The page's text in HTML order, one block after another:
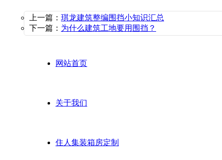
上一篇： 琪龙建筑整编围挡小知识汇总
下一篇： 为什么建筑工地要用围挡？
网站首页
关于我们
住人集装箱房定制